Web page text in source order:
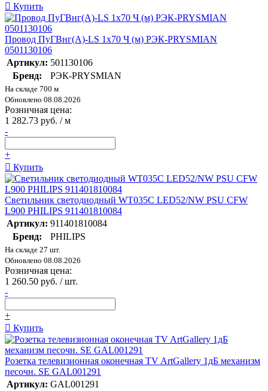
Купить
Провод ПуГВнг(А)-LS 1х70 Ч (м) РЭК-PRYSMIAN
0501130106
Артикул: 501130106
Бренд:
РЭК-PRYSMIAN
На складе 700 м
Обновлено 08.08.2026
Розничная цена:
1 282.73 руб. / м
-
+
Купить
Светильник светодиодный WT035C LED52/NW PSU CFW
L900 PHILIPS 911401810084
Артикул: 911401810084
Бренд:
PHILIPS
На складе 27 шт.
Обновлено 08.08.2026
Розничная цена:
1 260.50 руб. / шт.
-
+
Купить
Розетка телевизионная оконечная TV ArtGallery 1дБ механизм
песочн. SE GAL001291
Артикул: GAL001291